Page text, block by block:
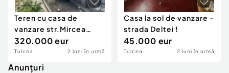
Teren cu casa de
vanzare str.Mircea
Voda - 1.500 mp !
320.000 eur
Tulcea 2 luni în urmă
Casa la sol de vanzare -
strada Deltei !
45.000 eur
Tulcea 2 luni în urmă
Anunțuri